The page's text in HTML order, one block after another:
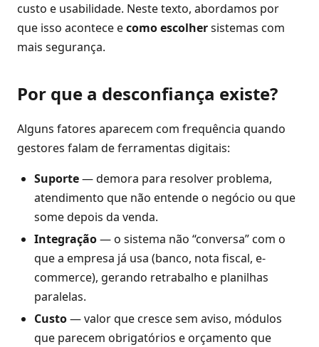
custo e usabilidade. Neste texto, abordamos por
que isso acontece ecomo escolhersistemas com
mais segurança.
Por que a desconfiança existe?
Alguns fatores aparecem com frequência quando
gestores falam de ferramentas digitais:
Suporte— demora para resolver problema,
atendimento que não entende o negócio ou que
some depois da venda.
Integração— o sistema não “conversa” com o
que a empresa já usa (banco, nota fiscal, e-
commerce), gerando retrabalho e planilhas
paralelas.
Custo— valor que cresce sem aviso, módulos
que parecem obrigatórios e orçamento que